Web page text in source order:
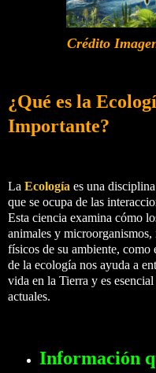
Crédito
¿Qué es la
Importante?
La Ecología es una
que se ocupa de las
Esta ciencia examina cómo
animales y
físicos de su ambiente,
de la ecología nos ayuda a
vida en la Tierra y es
actuales.
Información